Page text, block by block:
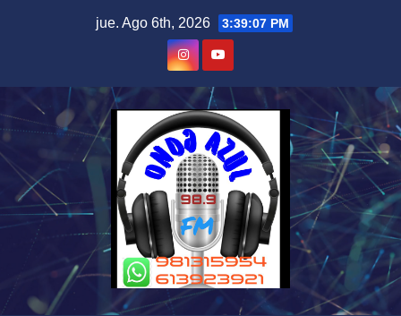
jue. Ago 6th, 2026 3:39:07 PM